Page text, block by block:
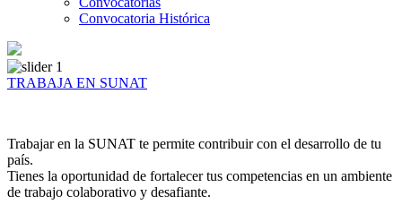
Convocatoria Histórica
TRABAJA EN SUNAT
Trabajar en la SUNAT te permite contribuir con el desarrollo de tu
país.
Tienes la oportunidad de fortalecer tus competencias en un ambiente
de trabajo colaborativo y desafiante.